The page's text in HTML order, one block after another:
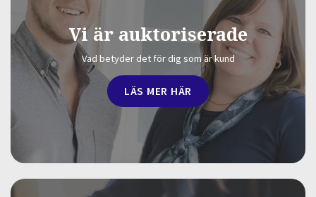
Vi är auktoriserade
Vad betyder det för dig som är kund
LÄS MER HÄR